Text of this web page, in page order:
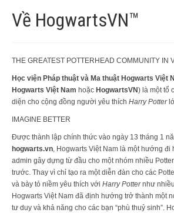
Về HogwartsVN™
THE GREATEST POTTERHEAD COMMUNITY IN
Học viện Pháp thuật và Ma thuật Hogwarts Việt
Hogwarts Việt Nam hoặc HogwartsVN) là một tổ
diện cho cộng đồng người yêu thích Harry Potter
IMAGINE BETTER
Được thành lập chính thức vào ngày 13 tháng 1
hogwarts.vn, Hogwarts Việt Nam là một hướng đi
admin gây dựng từ đầu cho một nhóm nhiều
trước. Thay vì chỉ tạo ra một diễn đàn cho các
và bày tỏ niềm yêu thích với Harry Potternhư
Hogwarts Việt Nam đã định hướng trở thành một
tư duy và khả năng cho các bạn “phù thuỷ sinh”.